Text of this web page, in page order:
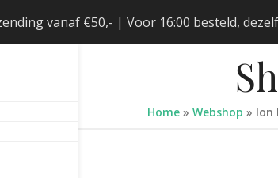
vanaf €50,- | Voor 16:00 besteld,
Home » Webshop » Ion